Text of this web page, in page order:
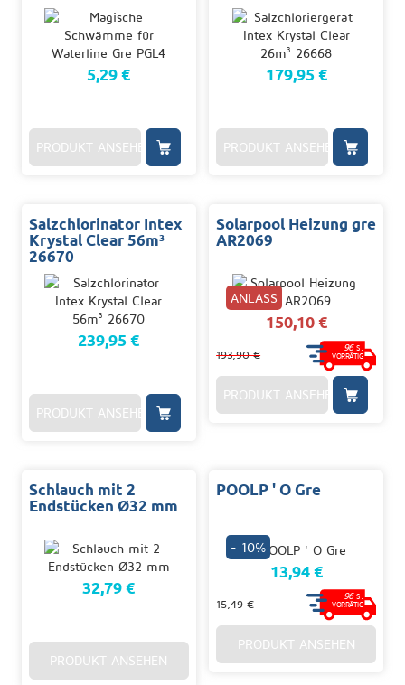
5,29 €
PRODUKT ANSEHEN
179,95 €
PRODUKT ANSEHEN
Salzchlorinator Intex
Krystal Clear 56m³
26670
239,95 €
PRODUKT ANSEHEN
Solarpool Heizung gre
AR2069
ANLASS
150,10 €
193,90 €
96S.
VORRÄTIG
PRODUKT ANSEHEN
Schlauch mit 2
Endstücken Ø32 mm
32,79 €
PRODUKT ANSEHEN
POOLP ' O Gre
- 10%
13,94 €
15,49 €
96S.
VORRÄTIG
PRODUKT ANSEHEN